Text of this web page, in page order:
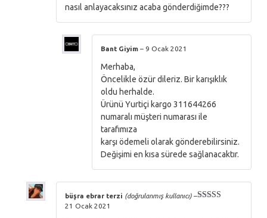
nasıl anlayacaksınız acaba gönderdiğimde???
Bant Giyim – 9 Ocak 2021
Merhaba,
Öncelikle özür dileriz. Bir karışıklık
oldu herhalde.
Ürünü Yurtiçi kargo 311644266
numaralı müşteri numarası ile
tarafımıza
karşı ödemeli olarak gönderebilirsiniz.
Değişimi en kısa sürede sağlanacaktır.
büşra ebrar terzi (doğrulanmış kullanıcı) –
21 Ocak 2021